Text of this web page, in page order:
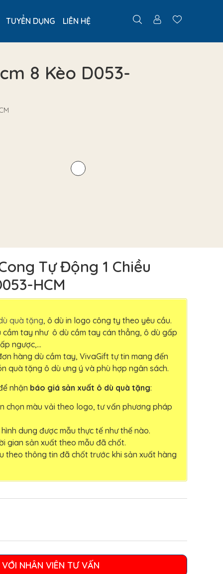
TUYỂN DỤNG LIÊN HỆ
8 Kèo D053-
Tự Động 1 Chiều
HCM
quà tặng, ô dù in logo công ty theo yêu cầu.
cầm tay như ô dù cầm tay cán thẳng, ô dù gấp
ngược,…
hàng dù cầm tay, VivaGift tự tin mang đến
quà tặng ô dù ưng ý và phù hợp ngân sách.
nhận báo giá sản xuất ô dù quà tặng:
chọn màu vải theo logo, tư vấn phương pháp
dung được mẫu thực tế như thế nào.
gian sản xuất theo mẫu đã chốt.
theo thông tin đã chốt trước khi sản xuất hàng
VỚI NHÂN VIÊN TƯ VẤN